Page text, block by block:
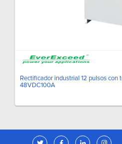
Rectificador industrial 12 pulsos con
48VDC100A